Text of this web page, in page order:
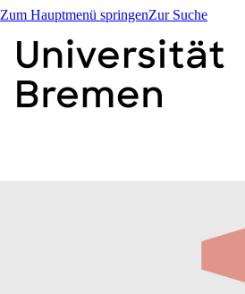
Zum Hauptmenü springenZur Suche